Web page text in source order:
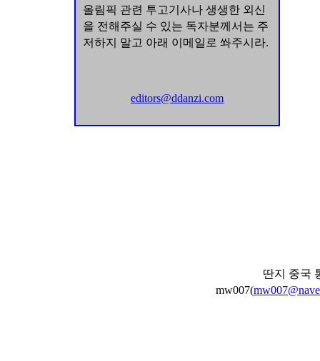
올림픽 관련 투고기사나 생생한 외신
을 전해주실 수 있는 독자분께서는 주
저하지 말고 아래 이메일로 쏴주시라.
editors@ddanzi.com
딴지 중국
mw007(